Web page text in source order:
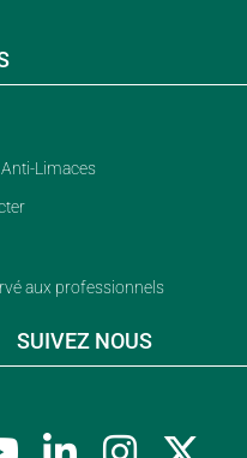
Limaces
aux professionnels
SUIVEZ NOUS